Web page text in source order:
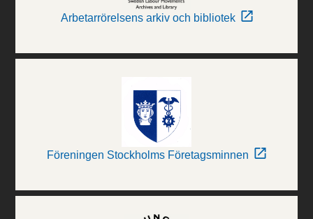
Arbetarrörelsens arkiv och bibliotek
Föreningen Stockholms Företagsminnen